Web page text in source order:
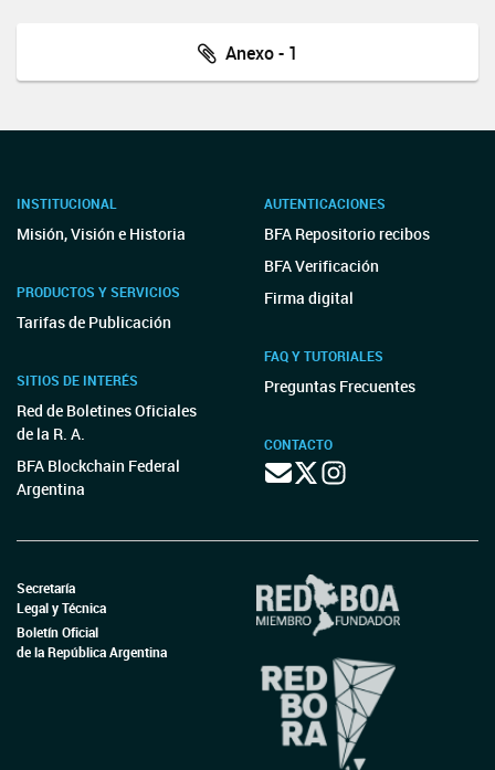
Anexo - 1
INSTITUCIONAL
Misión, Visión e Historia
PRODUCTOS Y SERVICIOS
Tarifas de Publicación
SITIOS DE INTERÉS
Red de Boletines Oficiales
de la R. A.
BFA Blockchain Federal
Argentina
AUTENTICACIONES
BFA Repositorio recibos
BFA Verificación
Firma digital
FAQ Y TUTORIALES
Preguntas Frecuentes
CONTACTO
Secretaría
Legal y Técnica
Boletín Oficial
de la República Argentina